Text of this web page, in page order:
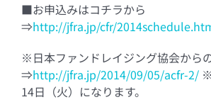
■お申込みはコチラから
⇒http://jfra.jp/cfr/
※日本ファンドレイジング協会から
⇒http://jfra.jp/2014/09/05/acfr-2/
14日（火）になります。